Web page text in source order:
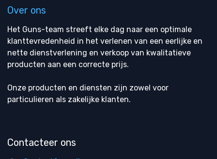
Over ons
Het Guns-team streeft elke dag naar een optimale
klanttevredenheid in het verlenen van een eerlijke en
nette dienstverlening en verkoop van kwalitatieve
producten aan een correcte prijs.
Onze producten en diensten zijn zowel voor
particulieren als zakelijke klanten.
Contacteer ons